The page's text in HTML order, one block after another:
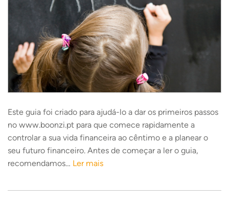
Este guia foi criado para ajudá-lo a dar os primeiros passos
no www.boonzi.pt para que comece rapidamente a
controlar a sua vida financeira ao cêntimo e a planear o
seu futuro financeiro. Antes de começar a ler o guia,
recomendamos… Ler mais